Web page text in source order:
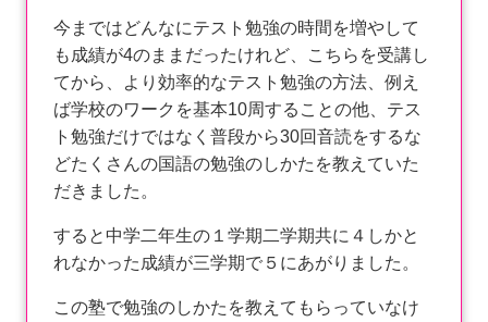
今まではどんなにテスト勉強の時間を増やして
も成績が4のままだったけれど、こちらを受講し
てから、より効率的なテスト勉強の方法、例え
ば学校のワークを基本10周することの他、テス
ト勉強だけではなく普段から30回音読をするな
どたくさんの国語の勉強のしかたを教えていた
だきました。
すると中学二年生の１学期二学期共に４しかと
れなかった成績が三学期で５にあがりました。
この塾で勉強のしかたを教えてもらっていなけ